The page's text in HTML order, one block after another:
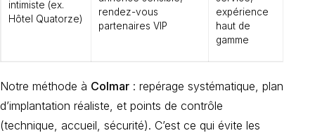
intimiste (ex.
Hôtel Quatorze)
rendez-vous
partenaires VIP
expérience
haut de
gamme
Notre méthode à Colmar : repérage systématique, plan
d’implantation réaliste, et points de contrôle
(technique, accueil, sécurité). C’est ce qui évite les